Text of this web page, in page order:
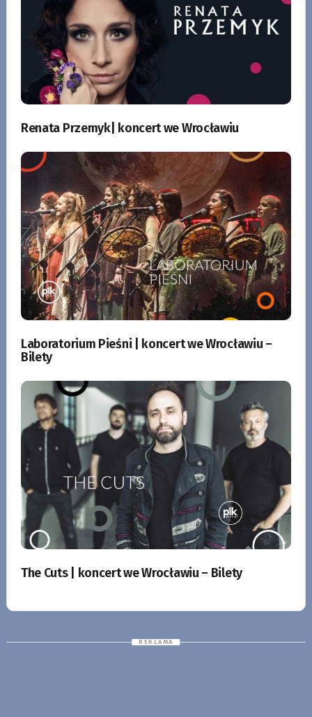
Renata Przemyk| koncert we Wrocławiu
Laboratorium Pieśni | koncert we Wrocławiu –
Bilety
The Cuts | koncert we Wrocławiu – Bilety